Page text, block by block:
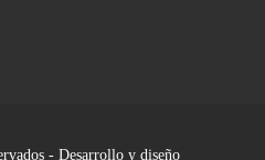
- Desarrollo y diseño